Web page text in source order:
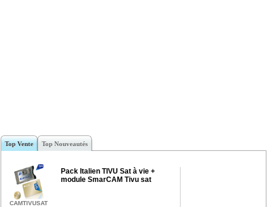
Top Vente Top Nouveautés
CAMTIVUSAT
Pack Italien TIVU Sat à vie +
module SmarCAM Tivu sat